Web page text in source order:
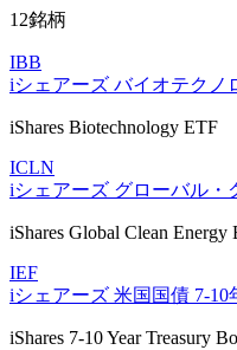
12銘柄
IBB
iシェアーズ バイオテクノ
iShares Biotechnology ETF
ICLN
iシェアーズ グローバル・
iShares Global Clean Energy
IEF
iシェアーズ 米国国債 7-10
iShares 7-10 Year Treasury